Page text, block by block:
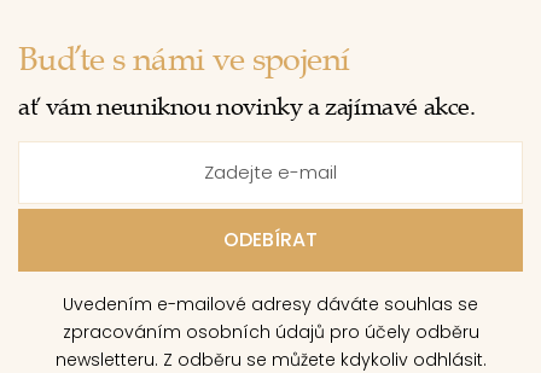
Buďte s námi ve spojení
ať vám neuniknou novinky a zajímavé akce.
Uvedením e-mailové adresy dáváte souhlas se
zpracováním osobních údajů pro účely odběru
newsletteru. Z odběru se můžete kdykoliv odhlásit.